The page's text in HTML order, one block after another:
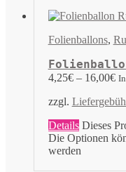
Folienballons,
4,25€– 16,00€
zzgl.
Details Dieses
Die Optionen
werden